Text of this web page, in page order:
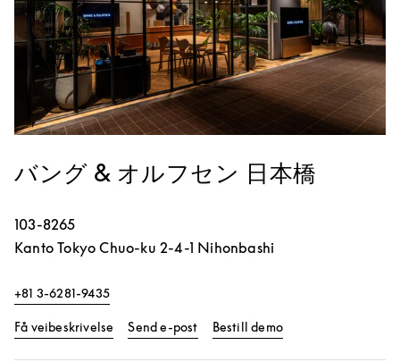
バング & オルフセン 日本橋
103-8265
Kanto Tokyo Chuo-ku 2-4-1 Nihonbashi
+81 3-6281-9435
Få veibeskrivelse Link Opens in New Tab
Send e-post Bestill demo